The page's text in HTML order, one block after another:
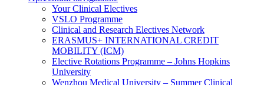
Your Clinical Electives
VSLO Programme
Clinical and Research Electives Network
ERASMUS+ INTERNATIONAL CREDIT
MOBILITY (ICM)
Elective Rotations Programme – Johns Hopkins
University
Wenzhou Medical University – Summer Clinical